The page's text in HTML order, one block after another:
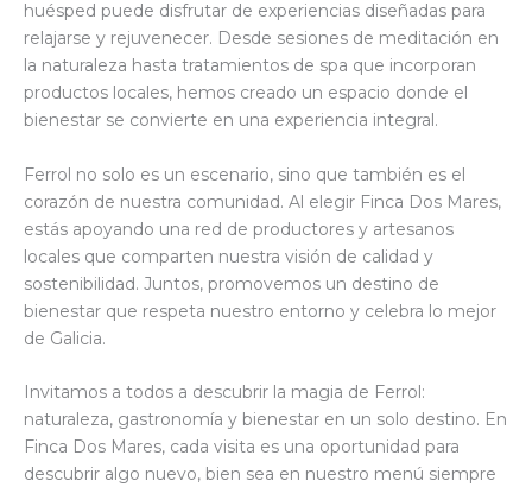
huésped puede disfrutar de experiencias diseñadas para
relajarse y rejuvenecer. Desde sesiones de meditación en
la naturaleza hasta tratamientos de spa que incorporan
productos locales, hemos creado un espacio donde el
bienestar se convierte en una experiencia integral.
Ferrol no solo es un escenario, sino que también es el
corazón de nuestra comunidad. Al elegir Finca Dos Mares,
estás apoyando una red de productores y artesanos
locales que comparten nuestra visión de calidad y
sostenibilidad. Juntos, promovemos un destino de
bienestar que respeta nuestro entorno y celebra lo mejor
de Galicia.
Invitamos a todos a descubrir la magia de Ferrol:
naturaleza, gastronomía y bienestar en un solo destino. En
Finca Dos Mares, cada visita es una oportunidad para
descubrir algo nuevo, bien sea en nuestro menú siempre